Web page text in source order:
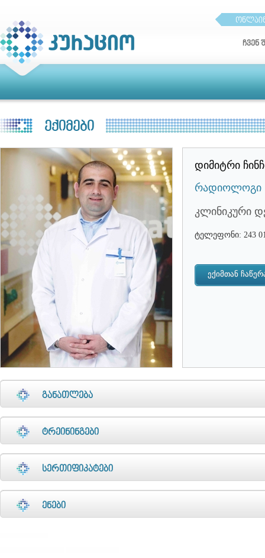
ჩვენ
ექიმები
დიმიტრი
რადიოლოგი
კლინიკური
ტელეფონი: 243 01
განათლება
ტრეინინგები
სერთიფიკატები
ენები